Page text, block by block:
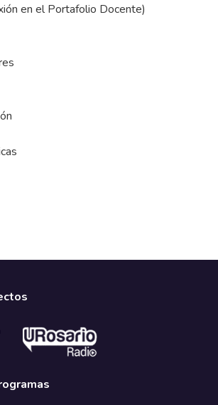
en el Portafolio Docente)